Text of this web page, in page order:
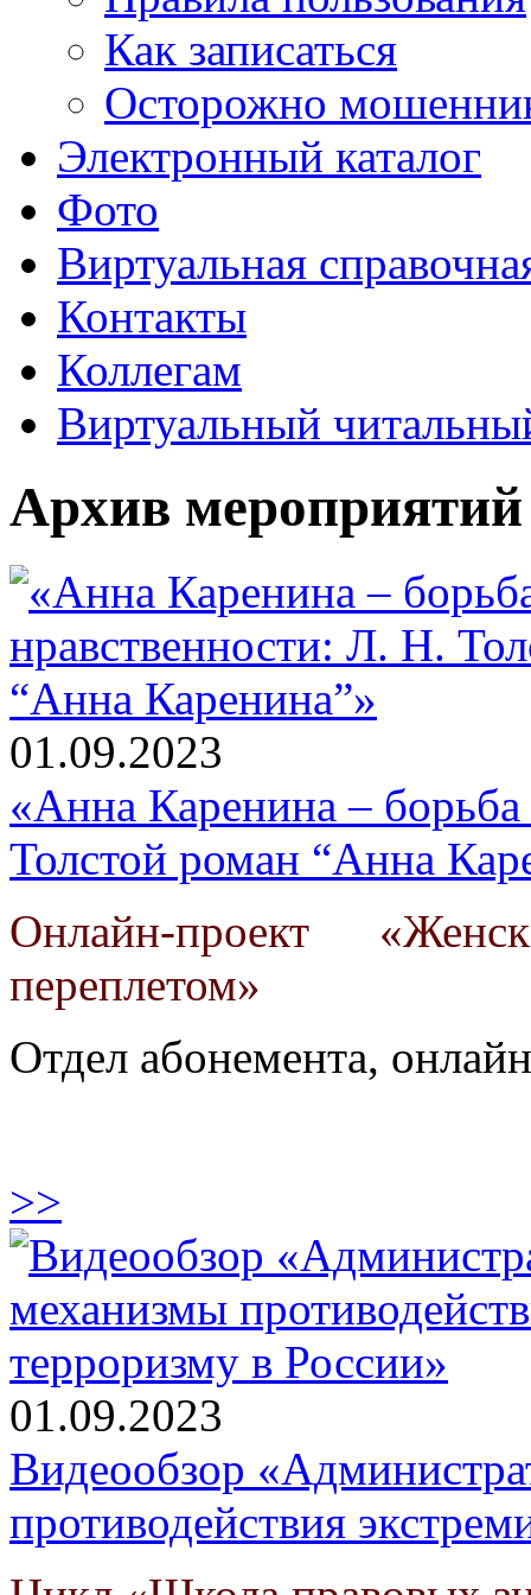
Как записаться
Осторожно
Электронный каталог
Фото
Виртуальная
Контакты
Коллегам
Виртуальный
Архив мероприятий
01.09.2023
«Анна Каренина –
Толстой роман “Анна
Онлайн-проект
переплетом»
Отдел абонемента,
>>
01.09.2023
Видеообзор
противодействия